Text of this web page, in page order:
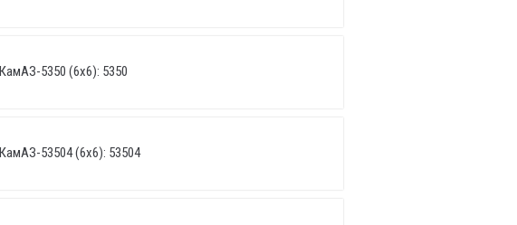
КамАЗ-5350 (6х6): 5350
КамАЗ-53504 (6х6): 53504